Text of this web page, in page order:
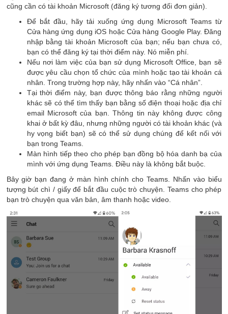
cũng cần có tài khoản Microsoft (đăng ký tương đối đơn giản).
Để bắt đầu, hãy tải xuống ứng dụng Microsoft Teams từ
Cửa hàng ứng dụng iOS hoặc Cửa hàng Google Play. Đăng
nhập bằng tài khoản Microsoft của bạn; nếu bạn chưa có,
bạn có thể đăng ký tại thời điểm này. Nó miễn phí.
Nếu nơi làm việc của bạn sử dụng Microsoft Office, bạn sẽ
được yêu cầu chọn tổ chức của mình hoặc tạo tài khoản cá
nhân. Trong trường hợp này, hãy nhấn vào “Cá nhân”.
Tại thời điểm này, bạn được thông báo rằng những người
khác sẽ có thể tìm thấy bạn bằng số điện thoại hoặc địa chỉ
email Microsoft của bạn. Thông tin này không được công
khai ở bất kỳ đâu, nhưng những người có tài khoản khác (và
hy vọng biết bạn) sẽ có thể sử dụng chúng để kết nối với
bạn trong Teams.
Màn hình tiếp theo cho phép bạn đồng bộ hóa danh bạ của
mình với ứng dụng Teams. Điều này là không bắt buộc.
Bây giờ bạn đang ở màn hình chính cho Teams. Nhấn vào biểu
tượng bút chì / giấy để bắt đầu cuộc trò chuyện. Teams cho phép
bạn trò chuyện qua văn bản, âm thanh hoặc video.